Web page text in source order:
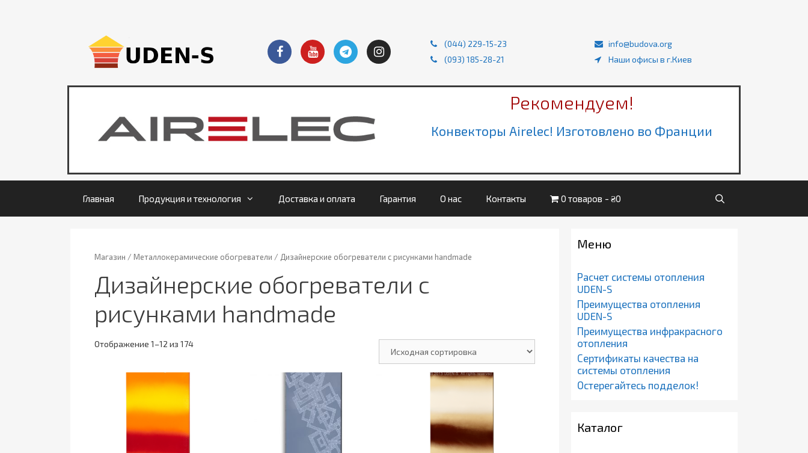
(044) 229-15-23
(093) 185-28-21
info@budova.org
Наши офисы в г.Киев
Рекомендуем!
Конвекторы Airelec! Изготовлено во Франции
Главная Продукция и технология Доставка и оплата Гарантия О нас Контакты 0 товаров ₴0
Магазин / Металлокерамические обогреватели / Дизайнерские обогреватели с рисунками handmade
Дизайнерские обогреватели с
рисунками handmade
Отображение 1–12 из 174
Меню
Расчет системы отопления
UDEN-S
Преимущества отопления
UDEN-S
Преимущества инфракрасного
отопления
Сертификаты качества на
системы отопления
Остерегайтесь подделок!
Каталог